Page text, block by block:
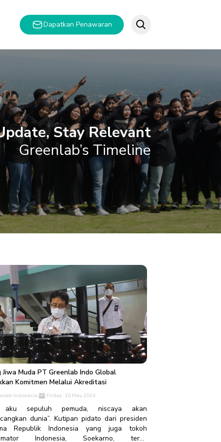
Dapatkan Penawaran
Stay Relevant
Greenlab’s Timeline
Jiwa Muda PT Greenlab Indo Global
Komitmen Melalui Akreditasi
Indonesia Friday, 10 May 2024
aku sepuluh pemuda, niscaya akan
dunia”. Kutipan pidato dari presiden
Republik Indonesia yang juga tokoh
Indonesia, Soekarno, terus